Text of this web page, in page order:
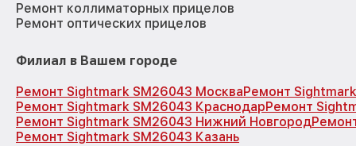
Ремонт коллиматорных прицелов
Ремонт оптических прицелов
Филиал в Вашем городе
Ремонт Sightmark SM26043 МоскваРемонт
Ремонт Sightmark SM26043 КраснодарРемонт
Ремонт Sightmark SM26043 Нижний Новгород
Ремонт Sightmark SM26043 Казань